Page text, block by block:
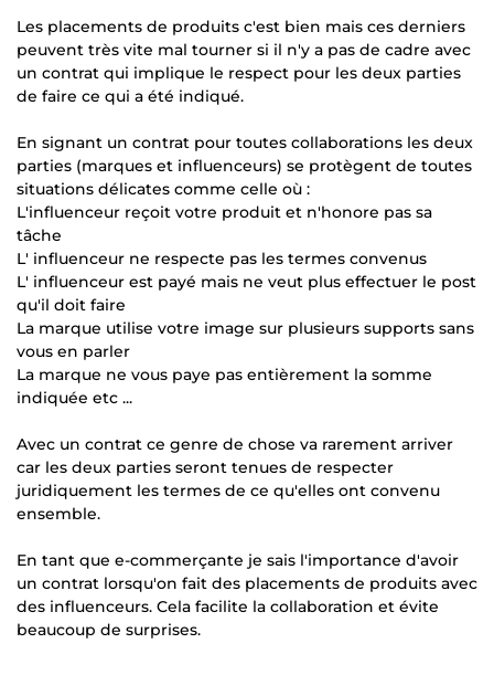
Les placements de produits c'est bien mais ces derniers
peuvent très vite mal tourner si il n'y a pas de cadre avec
un contrat qui implique le respect pour les deux parties
de faire ce qui a été indiqué.
En signant un contrat pour toutes collaborations les deux
parties (marques et influenceurs) se protègent de toutes
situations délicates comme celle où :
L'influenceur reçoit votre produit et n'honore pas sa
tâche
L' influenceur ne respecte pas les termes convenus
L' influenceur est payé mais ne veut plus effectuer le post
qu'il doit faire
La marque utilise votre image sur plusieurs supports sans
vous en parler
La marque ne vous paye pas entièrement la somme
indiquée etc ...
Avec un contrat ce genre de chose va rarement arriver
car les deux parties seront tenues de respecter
juridiquement les termes de ce qu'elles ont convenu
ensemble.
En tant que e-commerçante je sais l'importance d'avoir
un contrat lorsqu'on fait des placements de produits avec
des influenceurs. Cela facilite la collaboration et évite
beaucoup de surprises.